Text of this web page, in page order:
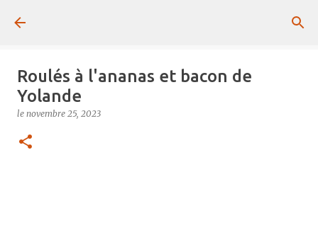
Roulés à l'ananas et bacon de
Yolande
le novembre 25, 2023